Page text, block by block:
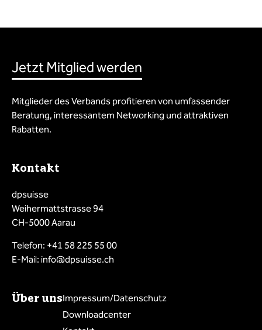
Jetzt Mitglied werden
Mitglieder des Verbands profitieren von umfassender
Beratung, interessantem Networking und attraktiven
Rabatten.
Kontakt
dpsuisse
Weihermattstrasse 94
CH-5000 Aarau
Telefon: +41 58 225 55 00
E-Mail: info@dpsuisse.ch
Über unsImpressum/Datenschutz
Downloadcenter